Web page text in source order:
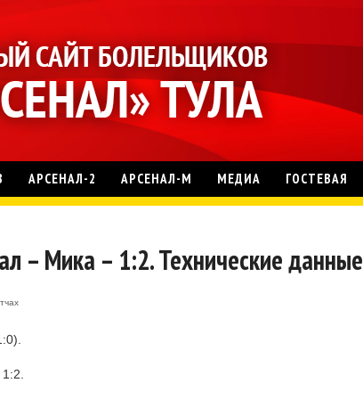
АРСЕНАЛ-2 АРСЕНАЛ-М МЕДИА ГОСТЕВАЯ
– Мика – 1:2. Технические данные